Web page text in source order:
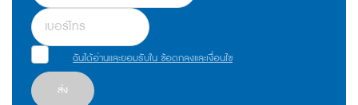
ฉันได้อ่านและยอมรับใน ข้อตกลงและเงื่อนไข
ส่ง